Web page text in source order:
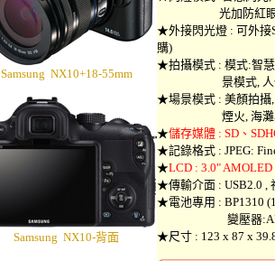
Samsung NX10+18-55mm
Samsung NX10-背面
光加防紅眼, 前
★外接閃光燈 : 可外接
購)
★拍攝模式 : 模式:智慧
景模式, 人像,
★場景模式 : 美顏拍攝,
煙火, 海灘與
★儲存媒體 : SD、
★記錄格式 : JPEG:
★LCD : 3.0" AMOLED
★傳輸介面 : USB2.0 ,
★電池專用 : BP1310
變壓器
★尺寸 : 123 x 87 x